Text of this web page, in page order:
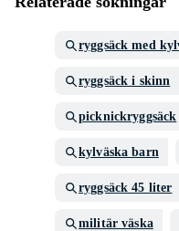
ryggsäck med
ryggsäck i skinn
picknickryggsäck
kylväska barn
ryggsäck 45 liter
militär väska